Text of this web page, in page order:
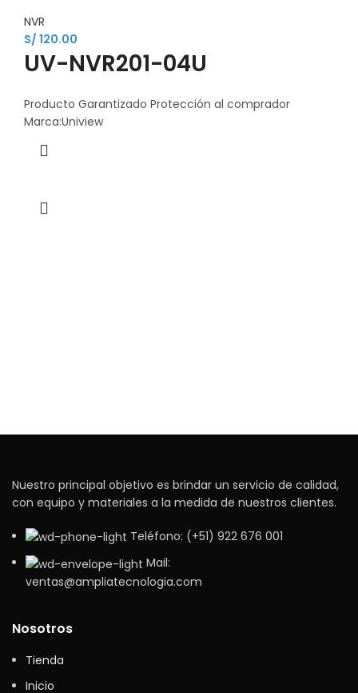
NVR
S/ 120.00
UV-NVR201-04U
Producto Garantizado Protección al comprador
Marca:Uniview
Nuestro principal objetivo es brindar un servicio de calidad,
con equipo y materiales a la medida de nuestros clientes.
Teléfono: (+51) 922 676 001
Mail:
ventas@ampliatecnologia.com
Nosotros
Tienda
Inicio